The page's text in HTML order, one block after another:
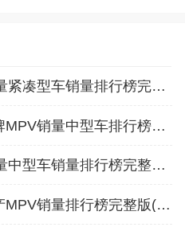
2016年1月MPV销量紧凑型车销量排行榜完整版名单
2020年1月合资品牌MPV销量中型车排行榜完整版名单
2018年8月MPV销量中型车销量排行榜完整版名单
2026年4月全国国产MPV销量排行榜完整版(批发量